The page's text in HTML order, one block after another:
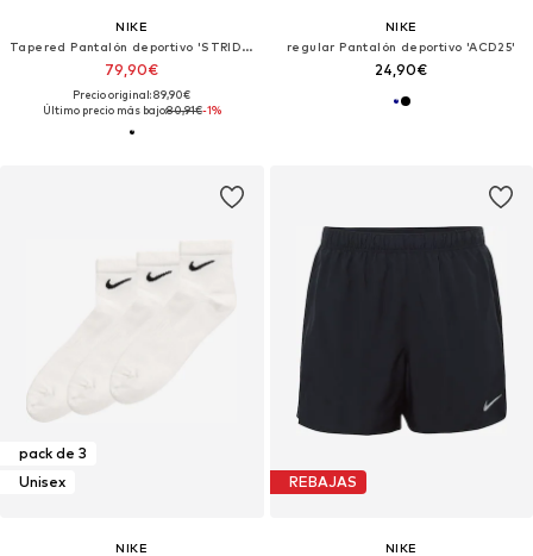
NIKE
Tapered Pantalón deportivo 'STRIDE'
79,90€
Precio original: 89,90€
Último precio más bajo:80,91€-1%
NIKE
regular Pantalón deportivo 'ACD25'
24,90€
pack de 3
Unisex
NIKE
REBAJAS
NIKE